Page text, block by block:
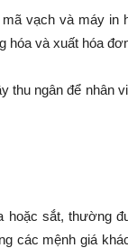
vạch và máy in
hóa và xuất hóa
ngân để nhân
hoặc sắt, thường
các mệnh giá